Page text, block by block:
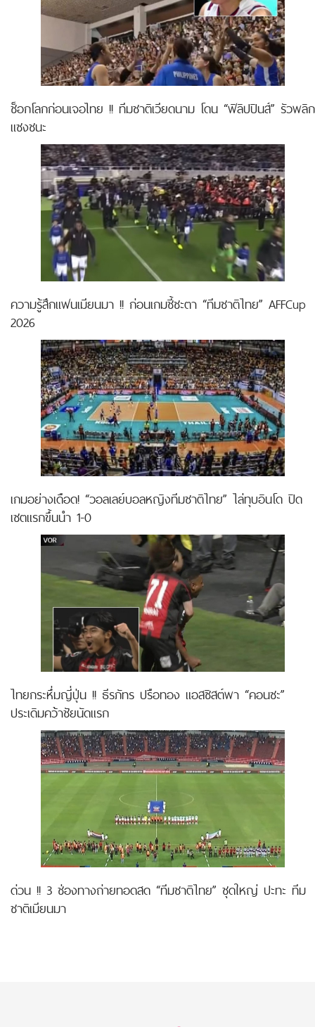
ช็อกโลกก่อนเจอไทย !! ทีมชาติเวียดนาม โดน “ฟิลิปปินส์” รัวพลิก
แซงชนะ
ความรู้สึกแฟนเมียนมา !! ก่อนเกมชี้ชะตา “ทีมชาติไทย” AFFCup
2026
เกมอย่างเดือด! “วอลเลย์บอลหญิงทีมชาติไทย” ไล่ทุบอินโด ปิด
เซตแรกขึ้นนำ 1-0
ไทยกระหึ่มญี่ปุ่น !! ธีรภัทร ปรือทอง แอสซิสต์พา “คอนซะ”
ประเดิมคว้าชัยนัดแรก
ด่วน !! 3 ช่องทางถ่ายทอดสด “ทีมชาติไทย” ชุดใหญ่ ปะทะ ทีม
ชาติเมียนมา